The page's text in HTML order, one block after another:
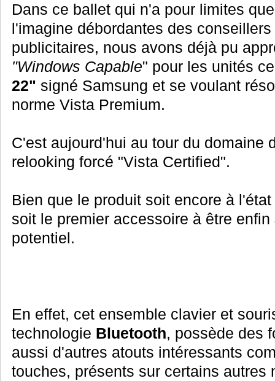
Dans ce ballet qui n'a pour limites
l'imagine débordantes des
publicitaires, nous avons déjà pu
"Windows Capable" pour les unités
22" signé Samsung et se voulant
norme Vista Premium.
C'est aujourd'hui au tour du domaine
relooking forcé "Vista Certified".
Bien que le produit soit encore à
soit le premier accessoire à être enfin
potentiel.
En effet, cet ensemble clavier et
technologie Bluetooth, possède des
aussi d'autres atouts intéressants
touches, présents sur certains autres